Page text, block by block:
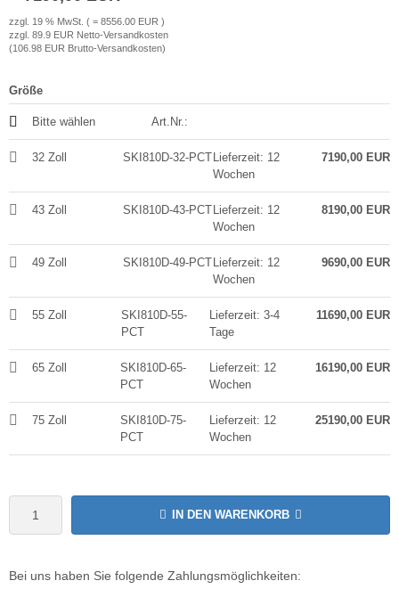
zzgl. 19 % MwSt. ( = 8556.00 EUR )
zzgl. 89.9 EUR Netto-Versandkosten
(106.98 EUR Brutto-Versandkosten)
Größe
Bitte wählen Art.Nr.:
32 Zoll SKI810D-32-PCT
Lieferzeit: 12
Wochen
7190,00 EUR
43 Zoll SKI810D-43-PCT
Lieferzeit: 12
Wochen
8190,00 EUR
49 Zoll SKI810D-49-PCT
Lieferzeit: 12
Wochen
9690,00 EUR
55 Zoll
SKI810D-55-
PCT
Lieferzeit: 3-4
Tage
11690,00 EUR
65 Zoll
SKI810D-65-
PCT
Lieferzeit: 12
Wochen
16190,00 EUR
75 Zoll
SKI810D-75-
PCT
Lieferzeit: 12
Wochen
25190,00 EUR
IN DEN WARENKORB
Bei uns haben Sie folgende Zahlungsmöglichkeiten: